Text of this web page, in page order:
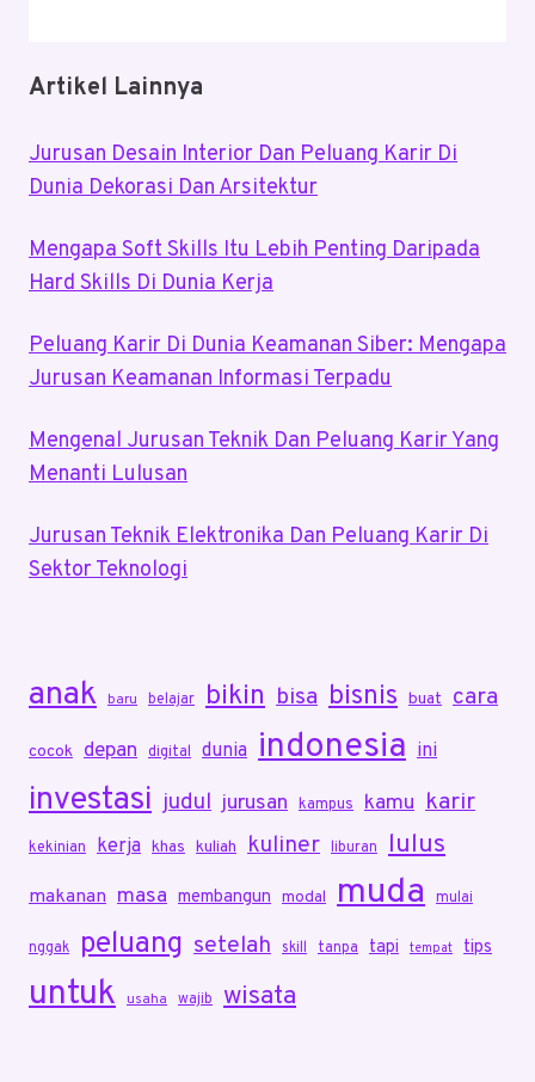
Artikel Lainnya
Jurusan Desain Interior Dan Peluang Karir Di
Dunia Dekorasi Dan Arsitektur
Mengapa Soft Skills Itu Lebih Penting Daripada
Hard Skills Di Dunia Kerja
Peluang Karir Di Dunia Keamanan Siber: Mengapa
Jurusan Keamanan Informasi Terpadu
Mengenal Jurusan Teknik Dan Peluang Karir Yang
Menanti Lulusan
Jurusan Teknik Elektronika Dan Peluang Karir Di
Sektor Teknologi
anak baru belajar bikin bisa bisnis buat cara
cocok depan digital dunia indonesia ini
investasi judul jurusan kampus kamu karir
kekinian kerja khas kuliah kuliner liburan lulus
makanan masa membangun modal muda mulai
nggak peluang setelah skill tanpa tapi tempat tips
untuk usaha wajib wisata